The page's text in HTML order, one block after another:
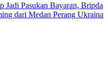
Jadi Pasukan Bayaran, Bripda
dari Medan Perang Ukraina